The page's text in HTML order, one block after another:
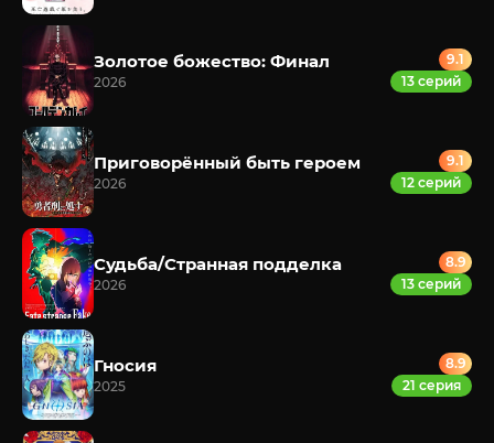
Золотое божество: Финал
2026
9.1
13 серий
Приговорённый быть героем
2026
9.1
12 серий
Судьба/Странная подделка
2026
8.9
13 серий
Гносия
2025
8.9
21 серия